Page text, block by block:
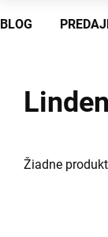
BLOG
Žiadne